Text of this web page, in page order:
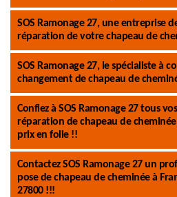
SOS Ramonage 27, une entreprise
réparation de votre chapeau de
SOS Ramonage 27, le spécialiste à
changement de chapeau de
Confiez à SOS Ramonage 27 tous
réparation de chapeau de
prix en folie !!
Contactez SOS Ramonage 27 un
pose de chapeau de cheminée à
27800 !!!